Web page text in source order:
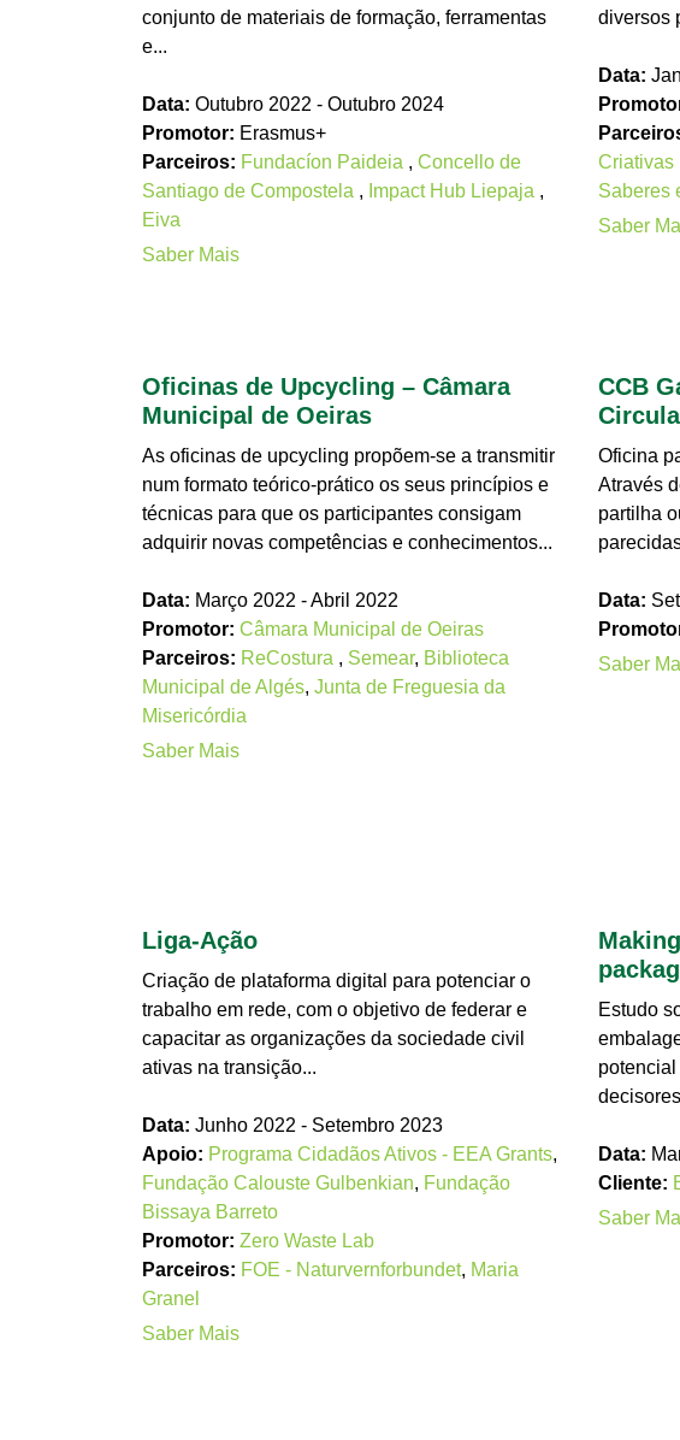
conjunto de materiais de formação, ferramentas
e...
Data: Outubro 2022 - Outubro 2024
Promotor: Erasmus+
Parceiros: Fundacíon Paideia , Concello de
Santiago de Compostela , Impact Hub Liepaja ,
Eiva
Saber Mais
diversos
Data:
Criativas
Saberes
Saber
Oficinas de Upcycling – Câmara
Municipal de Oeiras
As oficinas de upcycling propõem-se a transmitir
num formato teórico-prático os seus princípios e
técnicas para que os participantes consigam
adquirir novas competências e conhecimentos...
Data: Março 2022 - Abril 2022
Promotor: Câmara Municipal de Oeiras
Parceiros: ReCostura , Semear, Biblioteca
Municipal de Algés, Junta de Freguesia da
Misericórdia
Saber Mais
CCB
Oficina
Através
partilha
Data:
Saber
Liga-Ação
Criação de plataforma digital para potenciar o
trabalho em rede, com o objetivo de federar e
capacitar as organizações da sociedade civil
ativas na transição...
Data: Junho 2022 - Setembro 2023
Apoio: Programa Cidadãos Ativos - EEA Grants,
Fundação Calouste Gulbenkian, Fundação
Bissaya Barreto
Promotor: Zero Waste Lab
Parceiros: FOE - Naturvernforbundet, Maria
Granel
Saber Mais
Estudo
Data:
Cliente:
Saber